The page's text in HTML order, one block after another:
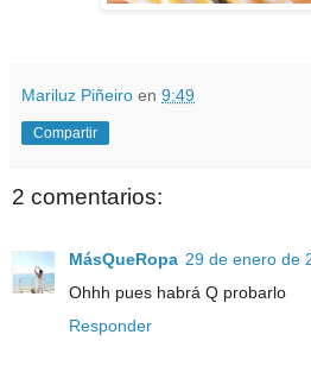
Mariluz Piñeiro en 9:49
Compartir
2 comentarios:
MásQueRopa 29 de enero de
Ohhh pues habrá Q probarlo
Responder